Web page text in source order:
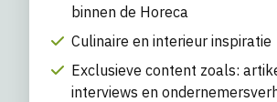
binnen de Horeca
Culinaire en interieur inspiratie
Exclusieve content zoals:
interviews en